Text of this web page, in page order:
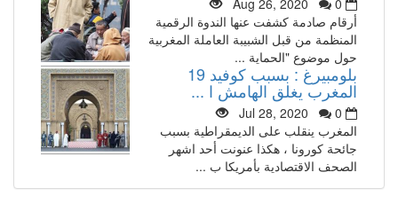
أرقام صادمة كشفت عنها الندوة الرقمية
المنظمة من قبل الشبيبة العاملة المغربية
حول موضوع "الحماية ...
بلومبيرغ : بسبب كوفيد 19
المغرب يغلق الهامش ا ...
Jul 28, 2020
0
المغرب ينقلب على الديمقراطية بسبب
جائحة كورونا ، هكذا عنونت أحد اشهر
الصحف الاقتصادية بأمريكا ب ...